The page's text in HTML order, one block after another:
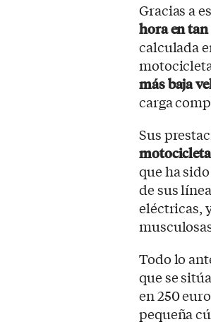
Gracias a
hora en tan
calculada
más baja
carga
Sus
que ha
de sus
eléctricas,
Todo lo
que se
en 250
pequeña